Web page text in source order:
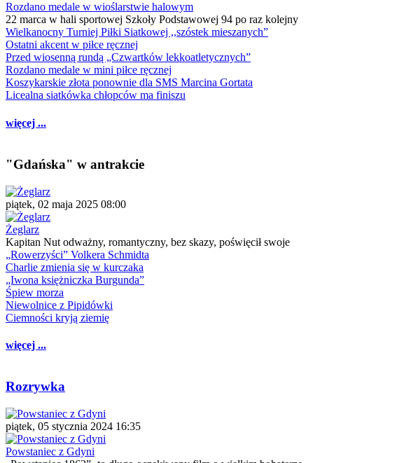
Rozdano medale w wioślarstwie halowym
22 marca w hali sportowej Szkoły Podstawowej 94 po raz kolejny
Wielkanocny Turniej Piłki Siatkowej ,,szóstek mieszanych”
Ostatni akcent w piłce ręcznej
Przed wiosenną rundą „Czwartków lekkoatletycznych”
Rozdano medale w mini piłce ręcznej
Koszykarskie złota ponownie dla SMS Marcina Gortata
Licealna siatkówka chłopców ma finiszu
więcej ...
"Gdańska" w antrakcie
piątek, 02 maja 2025 08:00
Żeglarz
Kapitan Nut odważny, romantyczny, bez skazy, poświęcił swoje
„Rowerzyści” Volkera Schmidta
Charlie zmienia się w kurczaka
„Iwona księżniczka Burgunda”
Śpiew morza
Niewolnice z Pipidówki
Ciemności kryją ziemię
więcej ...
Rozrywka
piątek, 05 stycznia 2024 16:35
Powstaniec z Gdyni